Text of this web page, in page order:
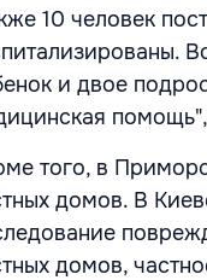
10 человек
и двое
того, в
домов. В
домов,